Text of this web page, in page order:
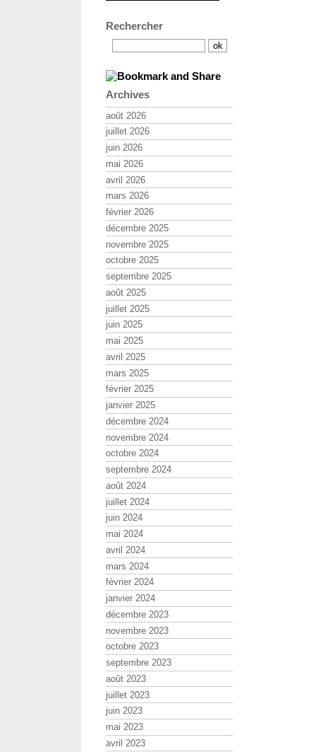
Rechercher
Archives
août 2026
juillet 2026
juin 2026
mai 2026
avril 2026
mars 2026
février 2026
décembre 2025
novembre 2025
octobre 2025
septembre 2025
août 2025
juillet 2025
juin 2025
mai 2025
avril 2025
mars 2025
février 2025
janvier 2025
décembre 2024
novembre 2024
octobre 2024
septembre 2024
août 2024
juillet 2024
juin 2024
mai 2024
avril 2024
mars 2024
février 2024
janvier 2024
décembre 2023
novembre 2023
octobre 2023
septembre 2023
août 2023
juillet 2023
juin 2023
mai 2023
avril 2023